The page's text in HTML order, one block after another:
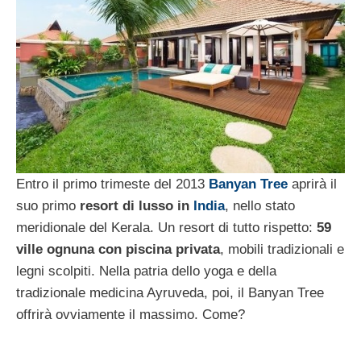
Entro il primo trimeste del 2013 Banyan Tree aprirà il
suo primo resort di lusso in India, nello stato
meridionale del Kerala. Un resort di tutto rispetto: 59
ville ognuna con piscina privata, mobili tradizionali e
legni scolpiti. Nella patria dello yoga e della
tradizionale medicina Ayruveda, poi, il Banyan Tree
offrirà ovviamente il massimo. Come?